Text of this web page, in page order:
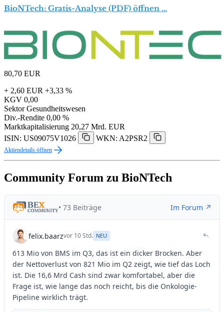
BioNTech: Gratis-Analyse (PDF) öffnen …
80,70 EUR
+ 2,60 EUR +3,33 %
KGV 0,00
Sektor Gesundheitswesen
Div.-Rendite 0,00 %
Marktkapitalisierung 20,27 Mrd. EUR
ISIN: US09075V1026
WKN: A2PSR2
Aktiendetails öffnen
Community Forum zu BioNTech